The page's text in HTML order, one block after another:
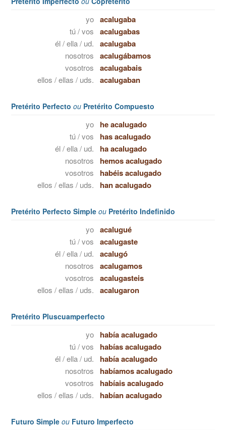
yo acalugaba
tú / vos acalugabas
él / ella / ud. acalugaba
nosotros acalugábamos
vosotros acalugabais
ellos / ellas / uds. acalugaban
Pretérito Perfecto ou Pretérito Compuesto
yo he acalugado
tú / vos has acalugado
él / ella / ud. ha acalugado
nosotros hemos acalugado
vosotros habéis acalugado
ellos / ellas / uds. han acalugado
Pretérito Perfecto Simple ou Pretérito Indefinido
yo acalugué
tú / vos acalugaste
él / ella / ud. acalugó
nosotros acalugamos
vosotros acalugasteis
ellos / ellas / uds. acalugaron
Pretérito Pluscuamperfecto
yo había acalugado
tú / vos habías acalugado
él / ella / ud. había acalugado
nosotros habíamos acalugado
vosotros habíais acalugado
ellos / ellas / uds. habían acalugado
Futuro Simple ou Futuro Imperfecto